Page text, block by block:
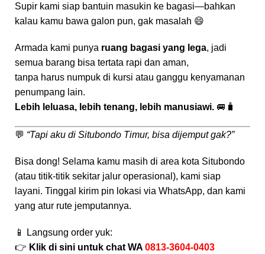
Supir kami siap bantuin masukin ke bagasi—bahkan
kalau kamu bawa galon pun, gak masalah 😄
Armada kami punya ruang bagasi yang lega, jadi
semua barang bisa tertata rapi dan aman,
tanpa harus numpuk di kursi atau ganggu kenyamanan
penumpang lain.
Lebih leluasa, lebih tenang, lebih manusiawi. 🚐🧳
💬 “Tapi aku di Situbondo Timur, bisa dijemput gak?”
Bisa dong! Selama kamu masih di area kota Situbondo
(atau titik-titik sekitar jalur operasional), kami siap
layani. Tinggal kirim pin lokasi via WhatsApp, dan kami
yang atur rute jemputannya.
📱 Langsung order yuk:
👉 Klik di sini untuk chat WA 0813-3604-0403